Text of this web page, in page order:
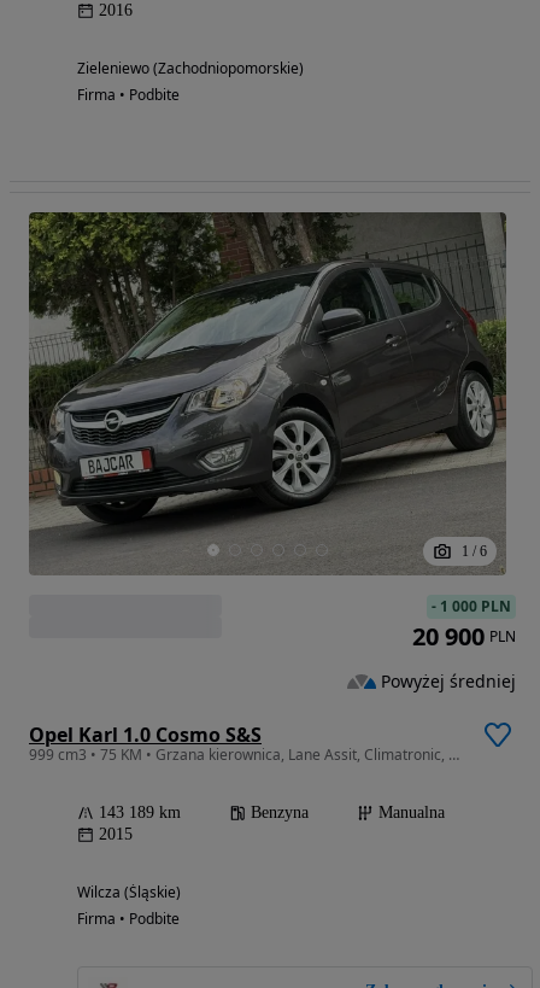
2016
Zieleniewo (Zachodniopomorskie)
Firma • Podbite
1 / 6
Opel Karl 1.0 Cosmo S&S
999 cm3 • 75 KM • Grzana kierownica, Lane Assit, Climatronic, Grzane siedzenia, Tempomat
143 189 km Benzyna
Manualna
2015
Wilcza (Śląskie)
Firma • Podbite
- 1 000 PLN
20 900 PLN
Powyżej średniej